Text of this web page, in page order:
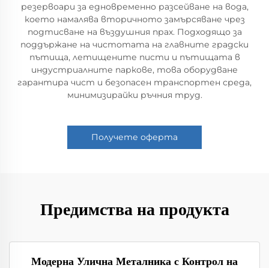
резервоари за едновременно разсейване на вода,
което намалява вторичното замърсяване чрез
подтисване на въздушния прах. Подходящо за
поддържане на чистотата на главните градски
пътища, летищените писти и пътищата в
индустриалните паркове, това оборудване
гарантира чист и безопасен транспортен среда,
минимизирайки ръчния труд.
Получете оферта
Предимства на продукта
Модерна Улична Металника с Контрол на